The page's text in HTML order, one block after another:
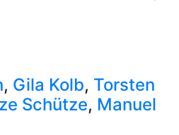
, Gila Kolb, Torsten
Schütze, Manuel